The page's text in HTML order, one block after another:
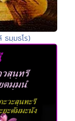
ธมฺมธโร)